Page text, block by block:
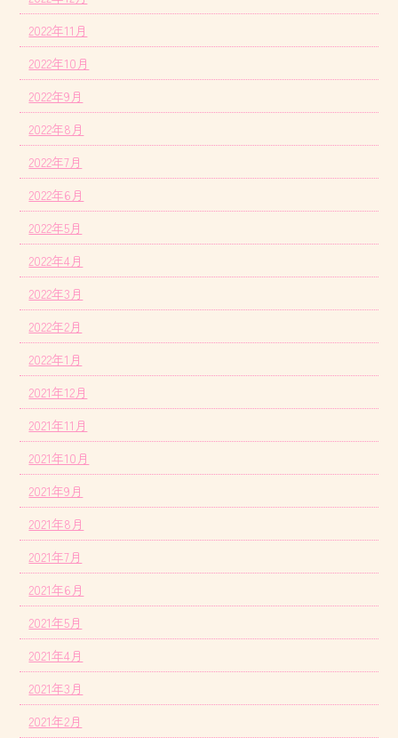
2022年11月
2022年10月
2022年9月
2022年8月
2022年7月
2022年6月
2022年5月
2022年4月
2022年3月
2022年2月
2022年1月
2021年12月
2021年11月
2021年10月
2021年9月
2021年8月
2021年7月
2021年6月
2021年5月
2021年4月
2021年3月
2021年2月